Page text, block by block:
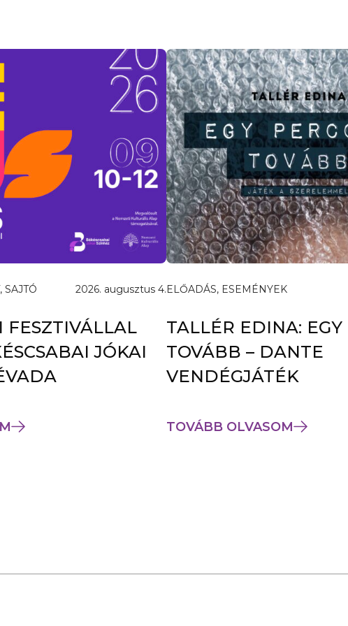
SAJTÓ 2026. augusztus 4.
FESZTIVÁLLAL
JÓKAI
ELŐADÁS, ESEMÉNYEK
TALLÉR EDINA: EGY
TOVÁBB – DANTE
VENDÉGJÁTÉK
TOVÁBB OLVASOM